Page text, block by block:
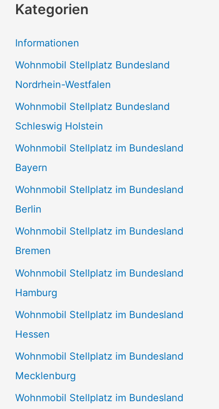
h
n
n
a
c
h
:
Kategorien
Informationen
Wohnmobil Stellplatz Bundesland
Nordrhein-Westfalen
Wohnmobil Stellplatz Bundesland
Schleswig Holstein
Wohnmobil Stellplatz im Bundesland
Bayern
Wohnmobil Stellplatz im Bundesland
Berlin
Wohnmobil Stellplatz im Bundesland
Bremen
Wohnmobil Stellplatz im Bundesland
Hamburg
Wohnmobil Stellplatz im Bundesland
Hessen
Wohnmobil Stellplatz im Bundesland
Mecklenburg
Wohnmobil Stellplatz im Bundesland